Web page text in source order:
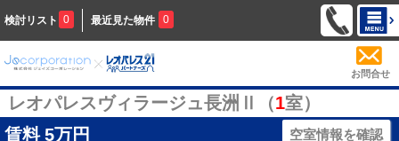
検討リスト 0 最近見た物件 0
お問合せ
レオパレスヴィラージュ長洲Ⅱ（1室）
賃料 5万円 空室情報を確認